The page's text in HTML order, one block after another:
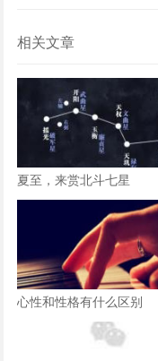
相关文章
夏至，来赏北斗七星
心性和性格有什么区别